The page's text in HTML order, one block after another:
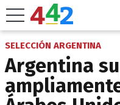
SELECCIÓN ARGENTINA
Argentina